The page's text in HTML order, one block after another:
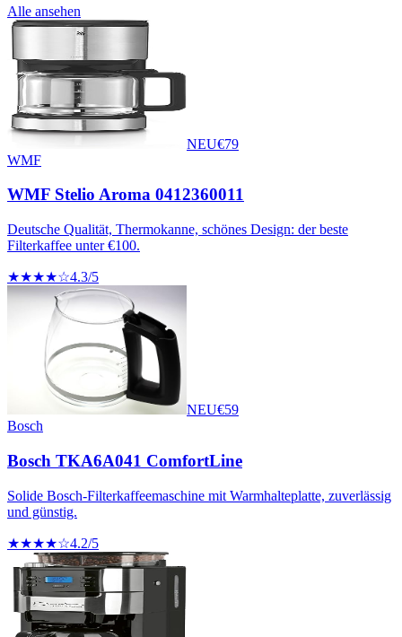
Alle ansehen
NEU€79
WMF
WMF Stelio Aroma 0412360011
Deutsche Qualität, Thermokanne, schönes Design: der beste
Filterkaffee unter €100.
★★★★☆4.3/5
NEU€59
Bosch
Bosch TKA6A041 ComfortLine
Solide Bosch-Filterkaffeemaschine mit Warmhalteplatte, zuverlässig
und günstig.
★★★★☆4.2/5